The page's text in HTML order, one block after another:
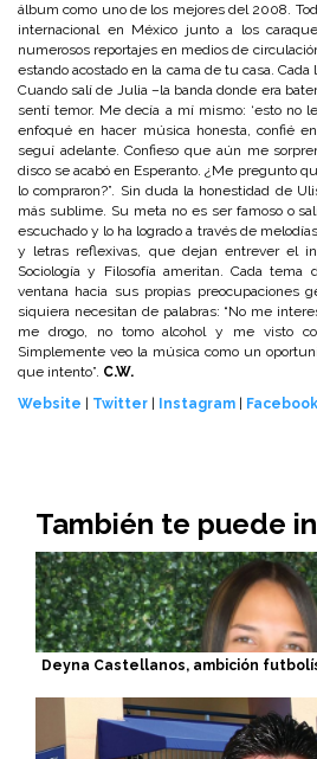
álbum como uno de los mejores del 2008.
internacional en México junto a los
numerosos reportajes en medios de
estando acostado en la cama de tu casa. Cada
Cuando salí de Julia –la banda donde era
sentí temor. Me decía a mí mismo: ‘esto no
enfoqué en hacer música honesta, confié
seguí adelante. Confieso que aún me
disco se acabó en Esperanto. ¿Me pregunto
lo compraron?”. Sin duda la honestidad de
más sublime. Su meta no es ser famoso o
escuchado y lo ha logrado a través de
y letras reflexivas, que dejan entrever el
Sociología y Filosofía ameritan. Cada
ventana hacia sus propias preocupaciones
siquiera necesitan de palabras: “No me
me drogo, no tomo alcohol y me visto
Simplemente veo la música como un
que intento”. C.W.
Website
Twitter Instagram Facebook
También te puede
Deyna Castellanos, ambición